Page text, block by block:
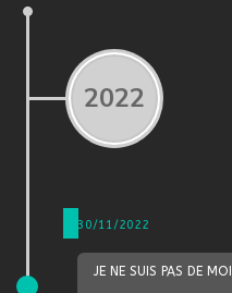
2022
30/11/2022
JE NE SUIS PAS DE MOI